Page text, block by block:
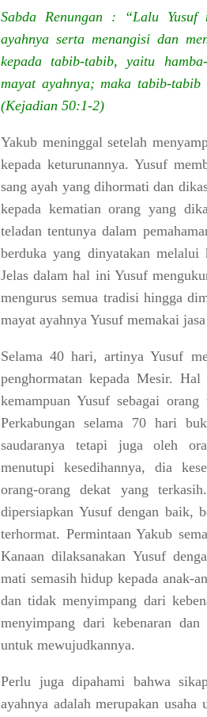
Sabda Renungan : “Lalu Yusuf
ayahnya serta menangisi dan
kepada tabib-tabib, yaitu
mayat ayahnya; maka tabib-
(Kejadian 50:1-2)
Yakub meninggal setelah
kepada keturunannya. Yusuf
sang ayah yang dihormati dan
kepada kematian orang yang
teladan tentunya dalam
berduka yang dinyatakan melalui
Jelas dalam hal ini Yusuf
mengurus semua tradisi hingga
mayat ayahnya Yusuf memakai
Selama 40 hari, artinya Yusuf
penghormatan kepada Mesir.
kemampuan Yusuf sebagai
Perkabungan selama 70 hari
saudaranya tetapi juga oleh
menutupi kesedihannya, dia
orang-orang dekat yang
dipersiapkan Yusuf dengan baik,
terhormat. Permintaan Yakub
Kanaan dilaksanakan Yusuf
mati semasih hidup kepada anak-
dan tidak menyimpang dari
menyimpang dari kebenaran
untuk mewujudkannya.
Perlu juga dipahami bahwa
ayahnya adalah merupakan